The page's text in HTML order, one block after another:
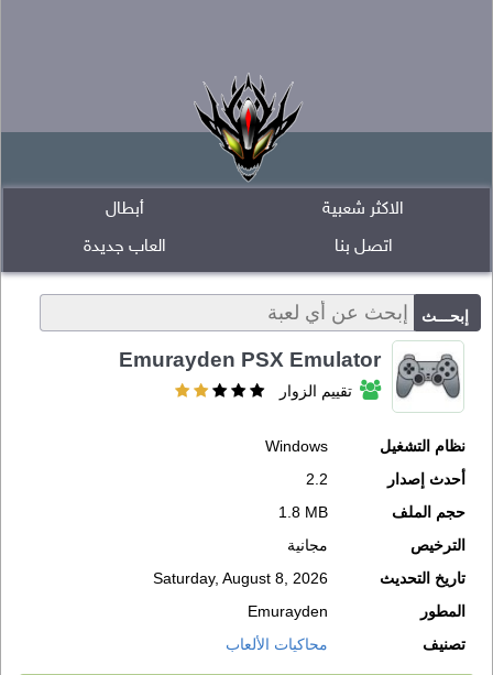
أبطال
الاكثر شعبية
العاب جديدة
اتصل بنا
Emurayden PSX Emulator
تقييم الزوار
نظام التشغيل
Windows
أحدث إصدار
2.2
حجم الملف
1.8 MB
الترخيص
مجانية
تاريخ التحديث
Saturday, August 8, 2026
المطور
Emurayden
تصنيف
محاكيات الألعاب